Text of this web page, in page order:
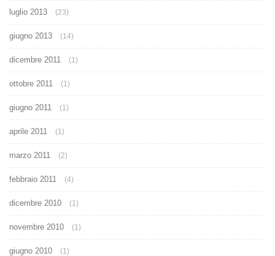
luglio 2013 (23)
giugno 2013 (14)
dicembre 2011 (1)
ottobre 2011 (1)
giugno 2011 (1)
aprile 2011 (1)
marzo 2011 (2)
febbraio 2011 (4)
dicembre 2010 (1)
novembre 2010 (1)
giugno 2010 (1)